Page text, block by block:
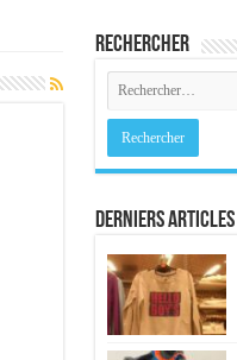
Rechercher
Derniers Articles